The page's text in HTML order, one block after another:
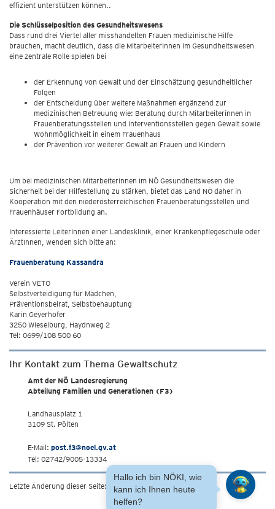
effizient unterstützen können..
Die Schlüsselposition des Gesundheitswesens
Dass rund drei Viertel aller misshandelten Frauen medizinische Hilfe
brauchen, macht deutlich, dass die MitarbeiterInnen im Gesundheitswesen
eine zentrale Rolle spielen bei
der Erkennung von Gewalt und der Einschätzung gesundheitlicher
Folgen
der Entscheidung über weitere Maßnahmen ergänzend zur
medizinischen Betreuung wie: Beratung durch Mitarbeiterinnen in
Frauenberatungsstellen und Interventionsstellen gegen Gewalt sowie
Wohnmöglichkeit in einem Frauenhaus
der Prävention vor weiterer Gewalt an Frauen und Kindern
Um bei medizinischen MitarbeiterInnen im NÖ Gesundheitswesen die
Sicherheit bei der Hilfestellung zu stärken, bietet das Land NÖ daher in
Kooperation mit den niederösterreichischen Frauenberatungsstellen und
Frauenhäuser Fortbildung an.
Interessierte LeiterInnen einer Landesklinik, einer Krankenpflegeschule oder
ÄrztInnen, wenden sich bitte an:
Frauenberatung Kassandra
Verein VETO
Selbstverteidigung für Mädchen,
Präventionsbeirat, Selbstbehauptung
Karin Geyerhofer
3250 Wieselburg, Haydnweg 2
Tel: 0699/108 500 60
Ihr Kontakt zum Thema Gewaltschutz
Amt der NÖ Landesregierung
Abteilung Familien und Generationen (F3)
Landhausplatz 1
3109 St. Pölten
E-Mail: post.f3@noel.gv.at
Tel: 02742/9005-13334
Letzte Änderung dieser Seite: 26.3.2020
Hallo ich bin NÖKI, wie
kann ich Ihnen heute
helfen?